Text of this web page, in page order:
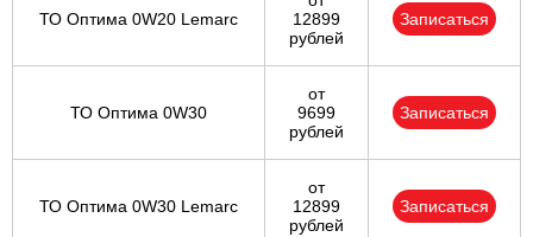
ТО Оптима 0W20 Lemarc
12899
рублей
Записаться
ТО Оптима 0W30
от
9699
рублей
Записаться
ТО Оптима 0W30 Lemarc
от
12899
рублей
Записаться